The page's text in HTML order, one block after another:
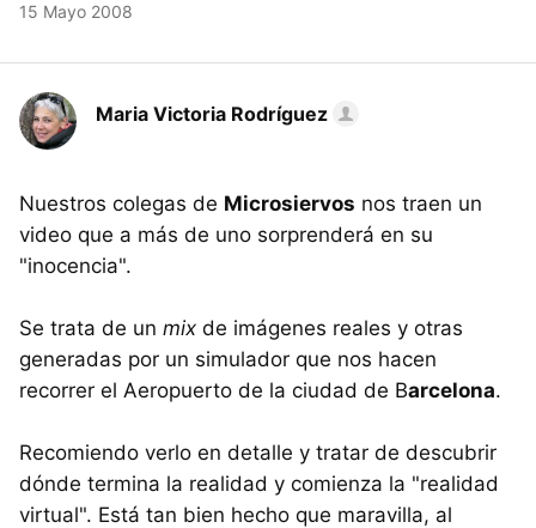
15 Mayo 2008
Maria Victoria Rodríguez
Nuestros colegas de Microsiervos nos traen un
video que a más de uno sorprenderá en su
"inocencia".
Se trata de un mix de imágenes reales y otras
generadas por un simulador que nos hacen
recorrer el Aeropuerto de la ciudad de Barcelona.
Recomiendo verlo en detalle y tratar de descubrir
dónde termina la realidad y comienza la "realidad
virtual". Está tan bien hecho que maravilla, al